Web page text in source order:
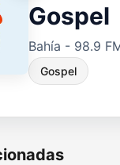
Gospel
Bahía - 98.9
Gospel